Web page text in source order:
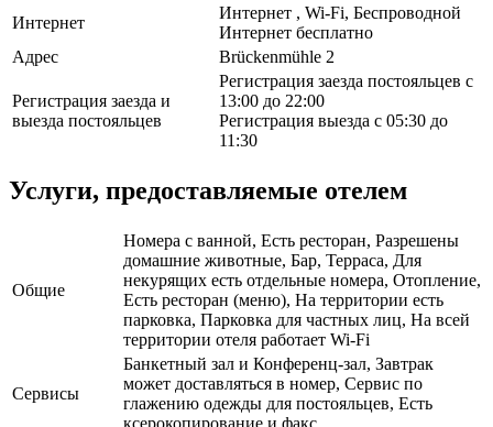
Интернет
Интернет , Wi-Fi, Беспроводной
Интернет бесплатно
Адрес
Brückenmühle 2
Регистрация заезда и
выезда постояльцев
Регистрация заезда постояльцев с
13:00 до 22:00
Регистрация выезда с 05:30 до
11:30
Услуги, предоставляемые отелем
Общие
Номера с ванной, Есть ресторан, Разрешены
домашние животные, Бар, Терраса, Для
некурящих есть отдельные номера, Отопление,
Есть ресторан (меню), На территории есть
парковка, Парковка для частных лиц, На всей
территории отеля работает Wi-Fi
Сервисы
Банкетный зал и Конференц-зал, Завтрак
может доставляться в номер, Сервис по
глажению одежды для постояльцев, Есть